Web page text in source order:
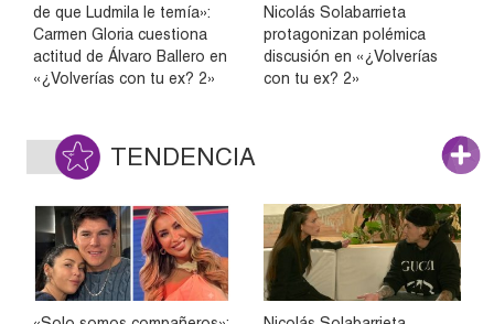
de que Ludmila le temía»:
Carmen Gloria cuestiona
actitud de Álvaro Ballero en
«¿Volverías con tu ex? 2»
Nicolás Solabarrieta
protagonizan polémica
discusión en «¿Volverías
con tu ex? 2»
TENDENCIA